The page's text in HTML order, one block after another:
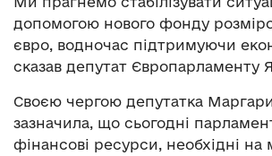
допомогою нового фонду
євро, водночас підтримуючи
сказав депутат Європарламенту
Своєю чергою депутатка
зазначила, що сьогодні
фінансові ресурси, необхідні на